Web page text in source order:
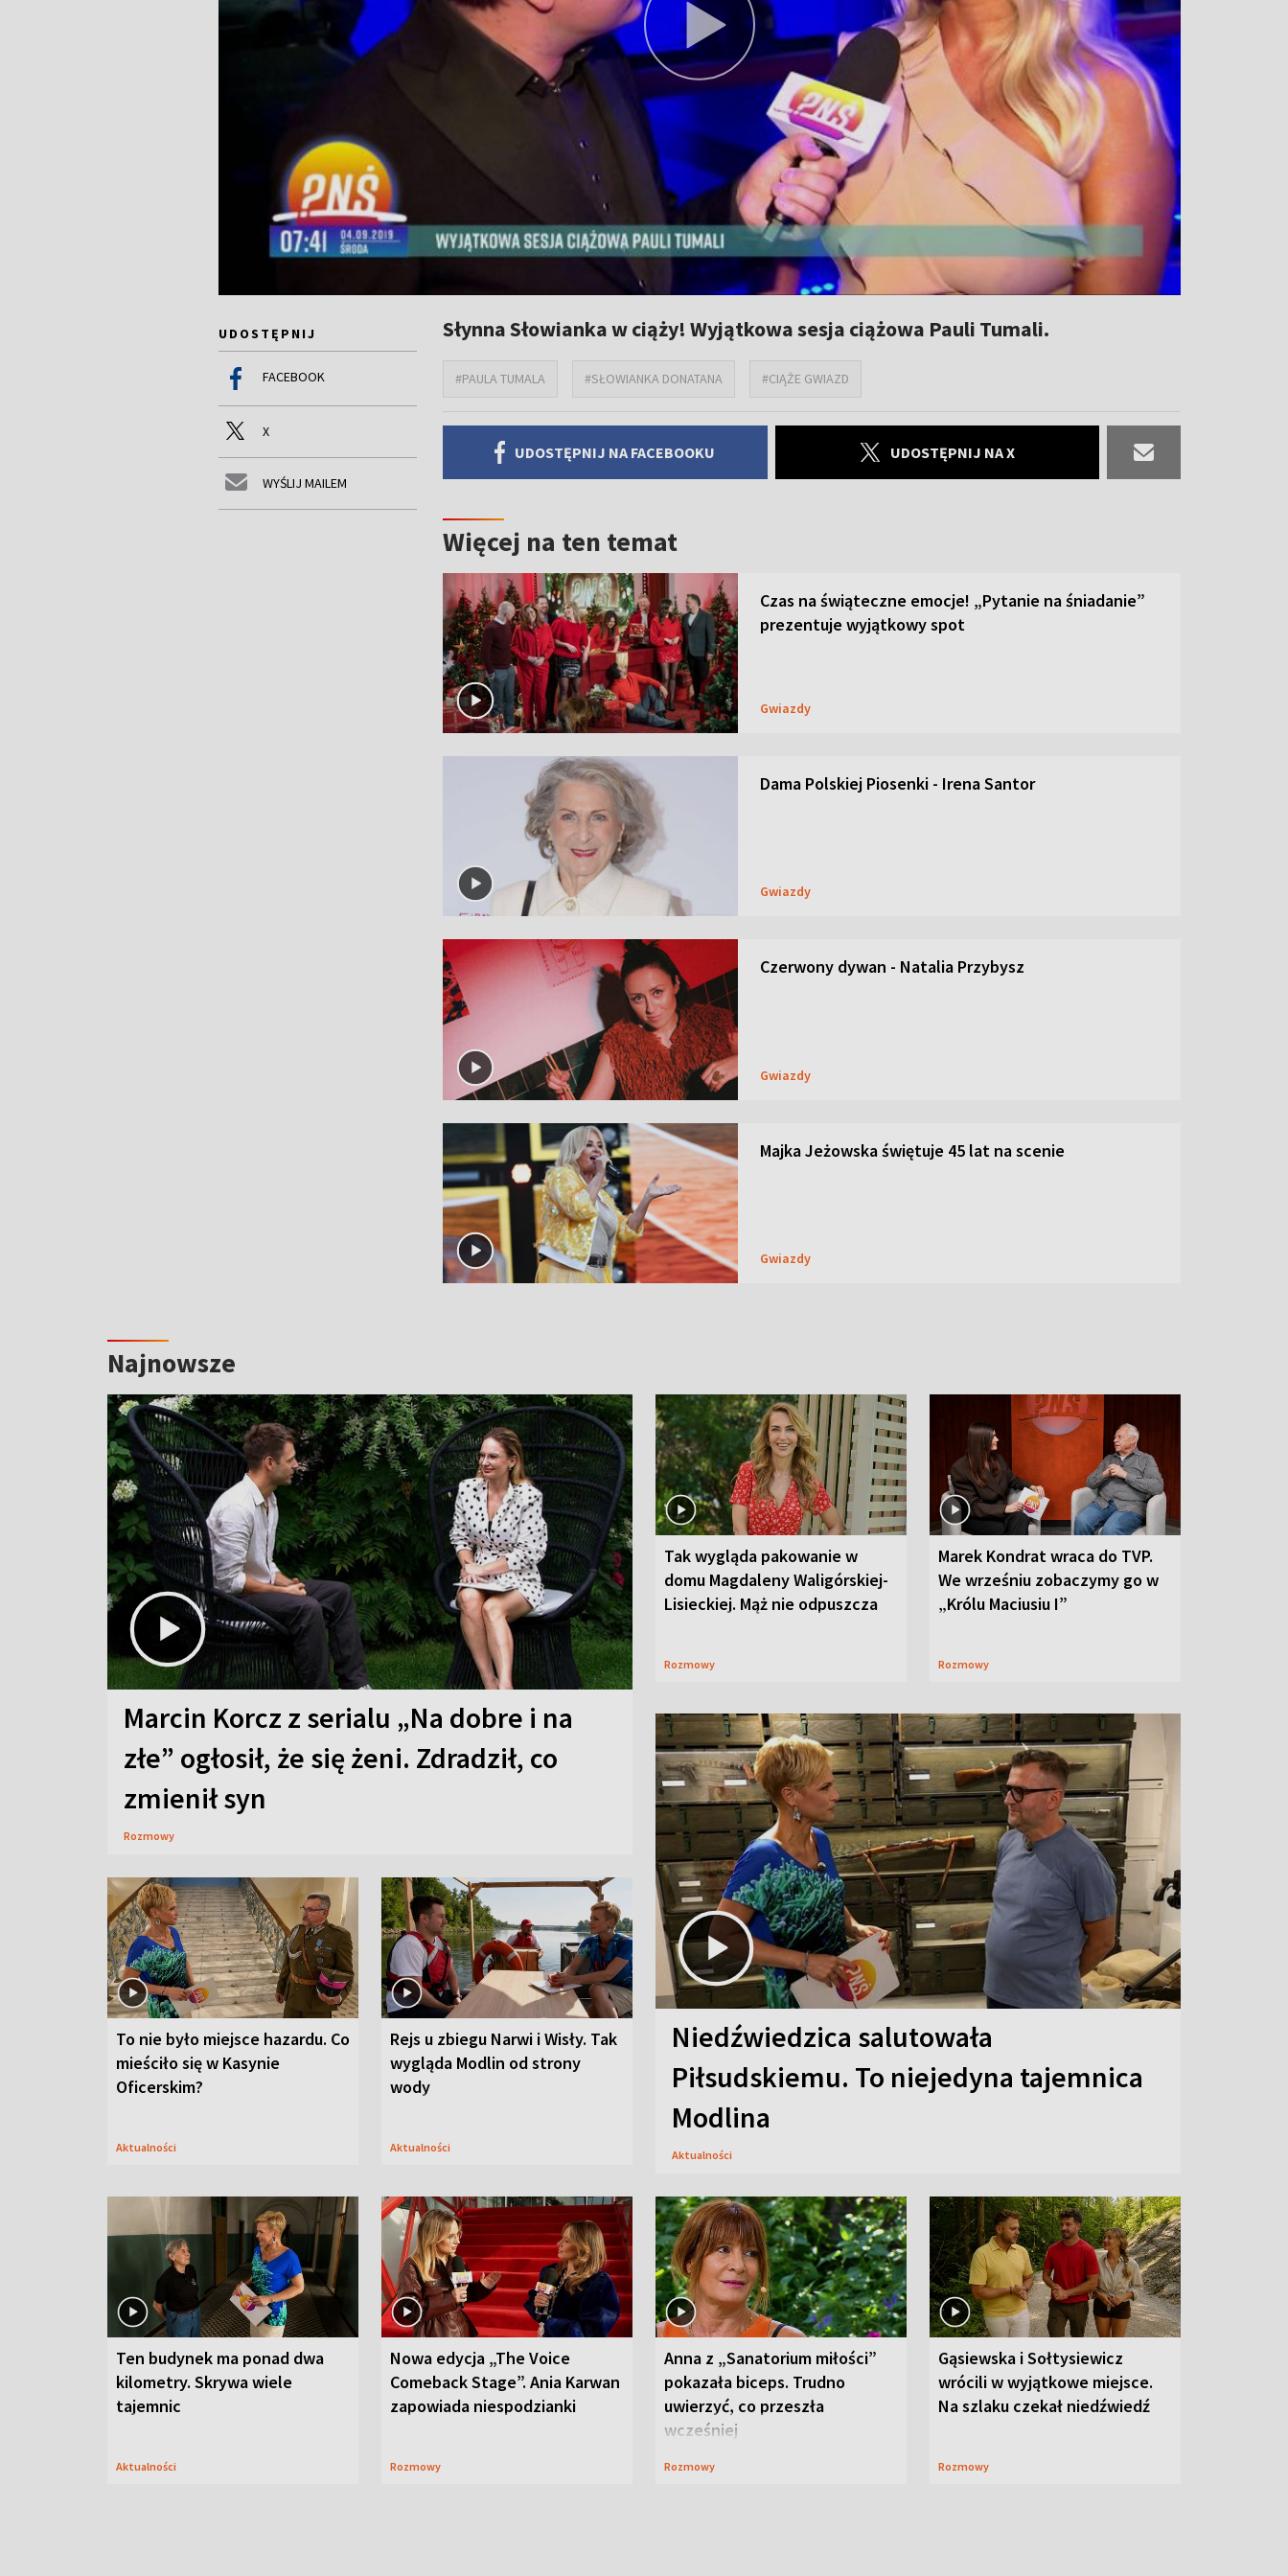
UDOSTĘPNIJ
FACEBOOK
X
WYŚLIJ MAILEM
Słynna Słowianka w ciąży! Wyjątkowa sesja ciążowa Pauli Tumali.
#PAULA TUMALA #SŁOWIANKA DONATANA #CIĄŻE GWIAZD
UDOSTĘPNIJ NA FACEBOOKU UDOSTĘPNIJ NA X
Więcej na ten temat
Czas na świąteczne emocje! „Pytanie na śniadanie”
prezentuje wyjątkowy spot
Gwiazdy
Dama Polskiej Piosenki - Irena Santor
Gwiazdy
Czerwony dywan - Natalia Przybysz
Gwiazdy
Majka Jeżowska świętuje 45 lat na scenie
Gwiazdy
Najnowsze
Marcin Korcz z serialu „Na dobre i na
złe” ogłosił, że się żeni. Zdradził, co
zmienił syn
Rozmowy
Tak wygląda pakowanie w
domu Magdaleny Waligórskiej-
Lisieckiej. Mąż nie odpuszcza
Rozmowy
Marek Kondrat wraca do TVP.
We wrześniu zobaczymy go w
„Królu Maciusiu I”
Rozmowy
To nie było miejsce hazardu. Co
mieściło się w Kasynie
Oficerskim?
Aktualności
Rejs u zbiegu Narwi i Wisły. Tak
wygląda Modlin od strony
wody
Aktualności
Niedźwiedzica salutowała
Piłsudskiemu. To niejedyna tajemnica
Modlina
Aktualności
Ten budynek ma ponad dwa
kilometry. Skrywa wiele
tajemnic
Aktualności
Nowa edycja „The Voice
Comeback Stage”. Ania Karwan
zapowiada niespodzianki
Rozmowy
Anna z „Sanatorium miłości”
pokazała biceps. Trudno
uwierzyć, co przeszła
wcześniej
Rozmowy
Gąsiewska i Sołtysiewicz
wrócili w wyjątkowe miejsce.
Na szlaku czekał niedźwiedź
Rozmowy